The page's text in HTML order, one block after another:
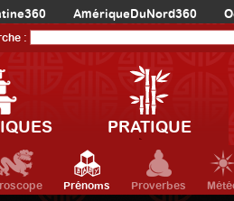
AmériqueDuNord360
:
PRATIQUE
Prénoms Proverbes